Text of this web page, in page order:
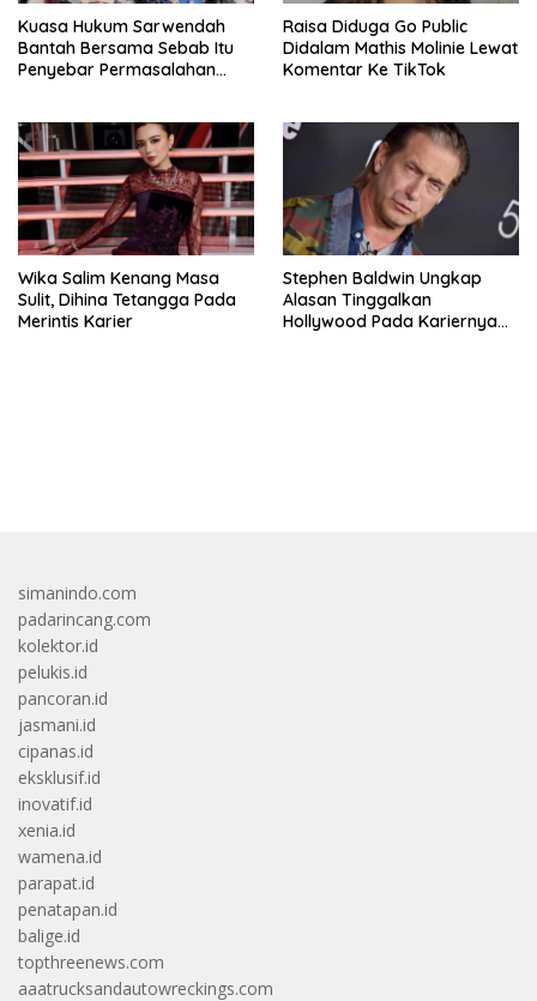
Kuasa Hukum Sarwendah
Bantah Bersama Sebab Itu
Penyebar Permasalahan
Raisa Diduga Go Public
Didalam Mathis Molinie Lewat
Komentar Ke TikTok
Wika Salim Kenang Masa
Sulit, Dihina Tetangga Pada
Merintis Karier
Stephen Baldwin Ungkap
Alasan Tinggalkan
Hollywood Pada Kariernya
simanindo.com
padarincang.com
kolektor.id
pelukis.id
pancoran.id
jasmani.id
cipanas.id
eksklusif.id
inovatif.id
xenia.id
wamena.id
parapat.id
penatapan.id
balige.id
topthreenews.com
aaatrucksandautowreckings.com